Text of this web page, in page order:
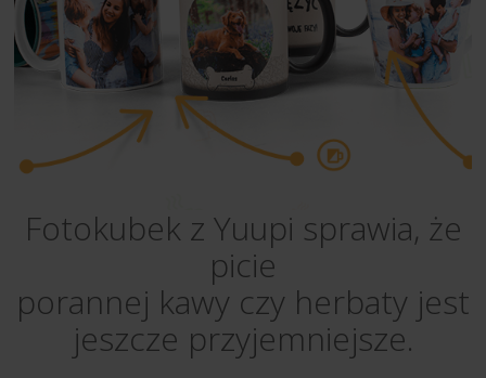
Fotokubek z Yuupi sprawia, że
picie
porannej kawy czy herbaty jest
jeszcze przyjemniejsze.